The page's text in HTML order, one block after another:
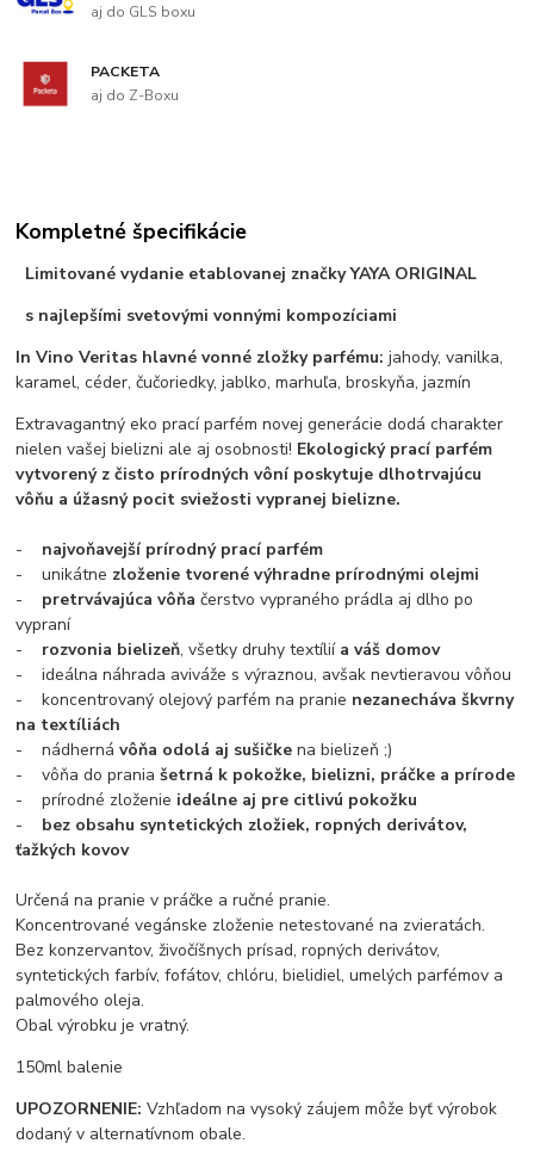
aj do GLS boxu
PACKETA
aj do Z-Boxu
Kompletné špecifikácie
Limitované vydanie etablovanej značky YAYA ORIGINAL
s najlepšími svetovými vonnými kompozíciami
In Vino Veritas hlavné vonné zložky parfému:jahody, vanilka,
karamel, céder, čučoriedky, jablko, marhuľa, broskyňa, jazmín
Extravagantný eko prací parfém novej generácie dodá charakter
nielen vašej bielizni ale aj osobnosti! Ekologický prací parfém
vytvorený z čisto prírodných vôní poskytuje dlhotrvajúcu
vôňu a úžasný pocit sviežosti vypranej bielizne.
- najvoňavejší prírodný prací parfém
- unikátne zloženie tvorené výhradne prírodnými olejmi
- pretrvávajúca vôňa čerstvo vypraného prádla aj dlho po
vypraní
- rozvonia bielizeň, všetky druhy textíliía váš domov
- ideálna náhrada aviváže s výraznou, avšak nevtieravou vôňou
- koncentrovaný olejový parfém na pranie nezanecháva škvrny
na textíliách
- nádhernávôňa odolá aj sušičke na bielizeň ;)
- vôňa do prania šetrná k pokožke, bielizni, práčke a prírode
- prírodné zloženie ideálne aj pre citlivú pokožku
- bez obsahu syntetických zložiek, ropných derivátov,
ťažkých kovov
Určená na pranie v práčke a ručné pranie.
Koncentrované vegánske zloženie netestované na zvieratách.
Bez konzervantov, živočíšnych prísad, ropných derivátov,
syntetických farbív, fofátov, chlóru, bielidiel, umelých parfémov a
palmového oleja.
Obal výrobku je vratný.
150ml balenie
UPOZORNENIE: Vzhľadom na vysoký záujem môže byť výrobok
dodaný v alternatívnom obale.